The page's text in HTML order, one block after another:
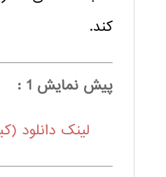
کند.
پیش نمایش 1 :
لینک دانلود